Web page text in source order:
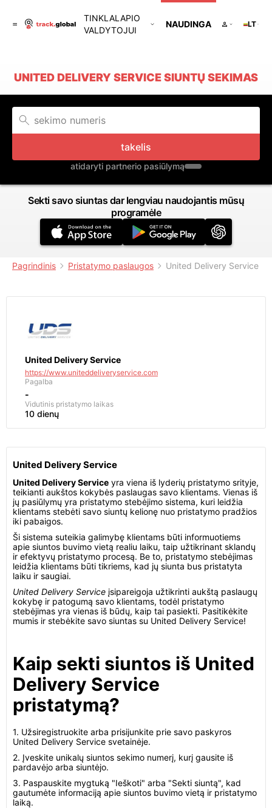
TINKLALAPIO
VALDYTOJUI
NAUDINGA LT
UNITED DELIVERY SERVICE SIUNTŲ SEKIMAS
takelis
atidaryti partnerio pasiūlymą
Sekti savo siuntas dar lengviau naudojantis mūsų
programėle
Pagrindinis Pristatymo paslaugos United Delivery Service
United Delivery Service
https://www.uniteddeliveryservice.com
Pagalba
-
Vidutinis pristatymo laikas
10 dienų
United Delivery Service
United Delivery Service yra viena iš lyderių pristatymo srityje,
teikianti aukštos kokybės paslaugas savo klientams. Vienas iš
jų pasiūlymų yra pristatymo stebėjimo sistema, kuri leidžia
klientams stebėti savo siuntų kelionę nuo pristatymo pradžios
iki pabaigos.
Ši sistema suteikia galimybę klientams būti informuotiems
apie siuntos buvimo vietą realiu laiku, taip užtikrinant sklandų
ir efektyvų pristatymo procesą. Be to, pristatymo stebėjimas
leidžia klientams būti tikriems, kad jų siunta bus pristatyta
laiku ir saugiai.
United Delivery Service įsipareigoja užtikrinti aukštą paslaugų
kokybę ir patogumą savo klientams, todėl pristatymo
stebėjimas yra vienas iš būdų, kaip tai pasiekti. Pasitikėkite
mumis ir stebėkite savo siuntas su United Delivery Service!
Kaip sekti siuntos iš United
Delivery Service
pristatymą?
1. Užsiregistruokite arba prisijunkite prie savo paskyros
United Delivery Service svetainėje.
2. Įveskite unikalų siuntos sekimo numerį, kurį gausite iš
pardavėjo arba siuntėjo.
3. Paspauskite mygtuką "Ieškoti" arba "Sekti siuntą", kad
gautumėte informaciją apie siuntos buvimo vietą ir pristatymo
laiką.